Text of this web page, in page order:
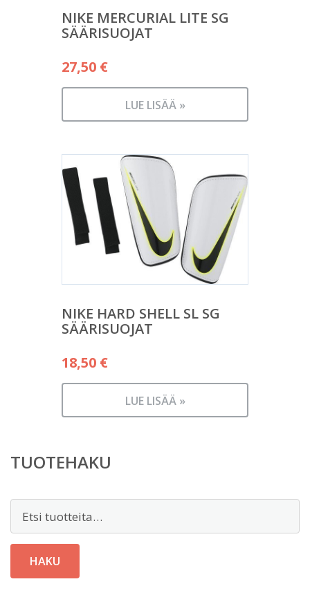
NIKE MERCURIAL LITE SG
SÄÄRISUOJAT
27,50 €
LUE LISÄÄ »
NIKE HARD SHELL SL SG
SÄÄRISUOJAT
18,50 €
LUE LISÄÄ »
TUOTEHAKU
HAKU